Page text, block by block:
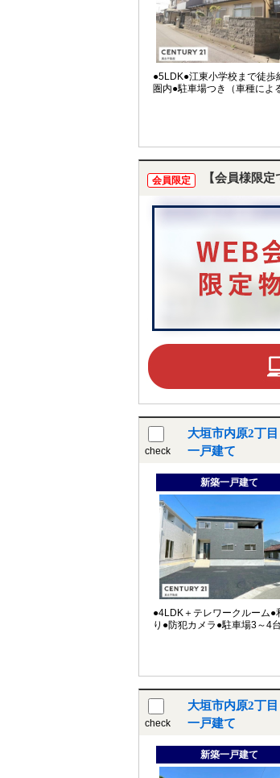
●5LDK●江東小学校まで徒歩
圏内●駐車場つき（車種によ
会員限定 【会員様限定
check
大垣市内原2丁
一戸建て
新築一戸建て
●4LDK＋テレワークルーム●
り●防犯カメラ●駐車場3～4
check
大垣市内原2丁
一戸建て
新築一戸建て